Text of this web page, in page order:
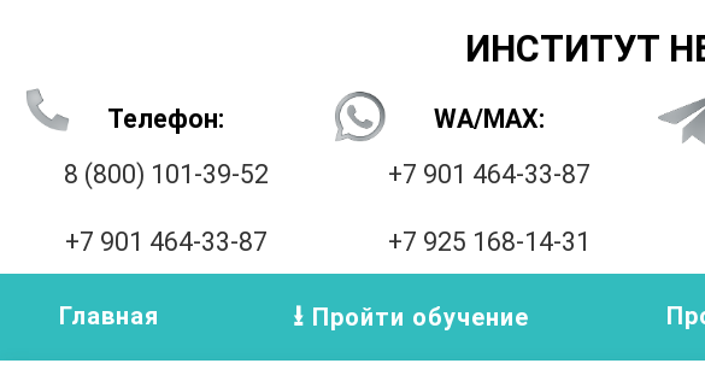
ИНСТИТУТ
Телефон:
8 (800) 101-39-52
+7 901 464-33-87
WA/MAX:
+7 901 464-33-87
+7 925 168-14-31
Главная Пройти обучение